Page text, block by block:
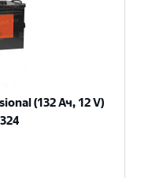
(132 Ач, 12 V)